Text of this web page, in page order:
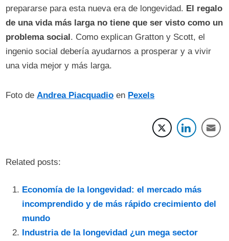
prepararse para esta nueva era de longevidad. El regalo
de una vida más larga no tiene que ser visto como un
problema social . Como explican Gratton y Scott, el
ingenio social debería ayudarnos a prosperar y a vivir
una vida mejor y más larga.
Foto deAndrea Piacquadio en Pexels
Related posts:
Economía de la longevidad: el mercado más
incomprendido y de más rápido crecimiento del
mundo
Industria de la longevidad ¿un mega sector